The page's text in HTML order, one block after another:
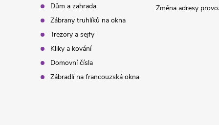
Dům a zahrada
Zábrany truhlíků na okna
Trezory a sejfy
Kliky a kování
Domovní čísla
Zábradlí na francouzská okna
Změna adresy